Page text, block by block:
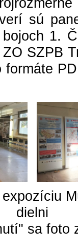
sú
1.
SZPB
dielni
sa foto